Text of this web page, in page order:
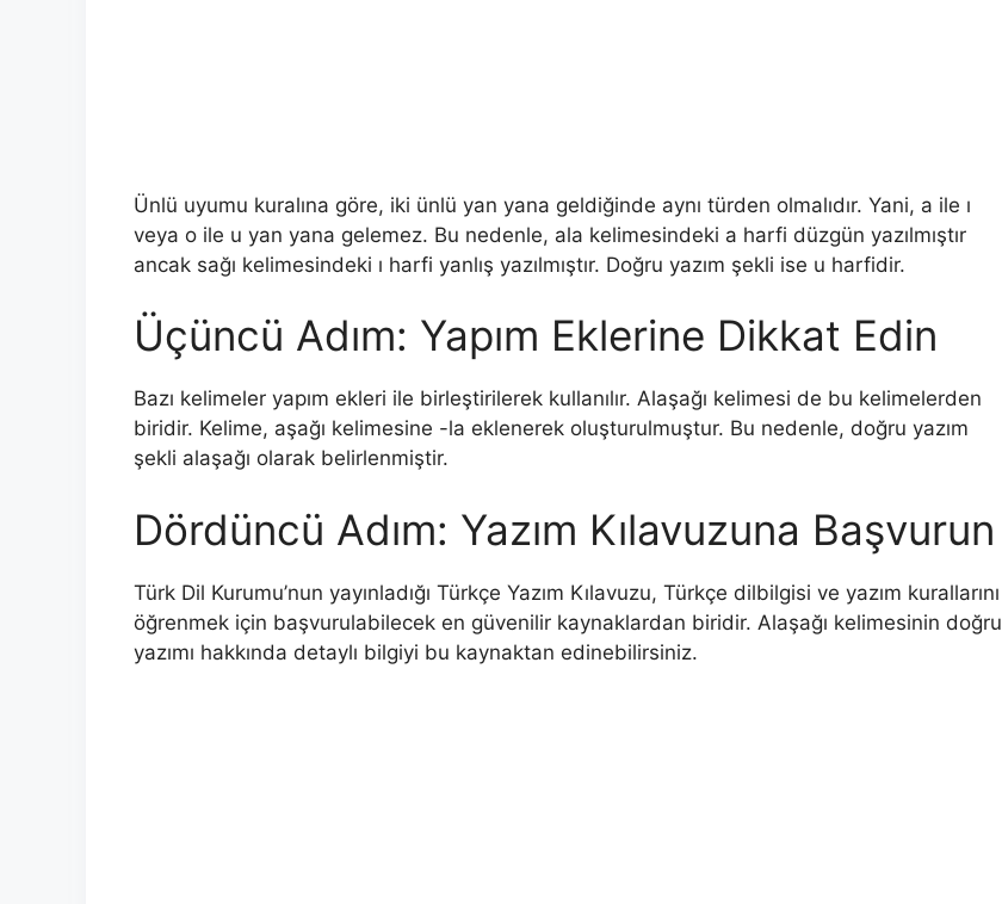
Ünlü uyumu kuralına göre, iki ünlü yan yana geldiğinde aynı türden olmalıdır. Yani, a ile ı
veya o ile u yan yana gelemez. Bu nedenle, ala kelimesindeki a harfi düzgün yazılmıştır
ancak sağı kelimesindeki ı harfi yanlış yazılmıştır. Doğru yazım şekli ise u harfidir.
Üçüncü Adım: Yapım Eklerine Dikkat Edin
Bazı kelimeler yapım ekleri ile birleştirilerek kullanılır. Alaşağı kelimesi de bu kelimelerden
biridir. Kelime, aşağı kelimesine -la eklenerek oluşturulmuştur. Bu nedenle, doğru yazım
şekli alaşağı olarak belirlenmiştir.
Dördüncü Adım: Yazım Kılavuzuna Başvurun
Türk Dil Kurumu’nun yayınladığı Türkçe Yazım Kılavuzu, Türkçe dilbilgisi ve yazım kurallarını
öğrenmek için başvurulabilecek en güvenilir kaynaklardan biridir. Alaşağı kelimesinin doğru
yazımı hakkında detaylı bilgiyi bu kaynaktan edinebilirsiniz.